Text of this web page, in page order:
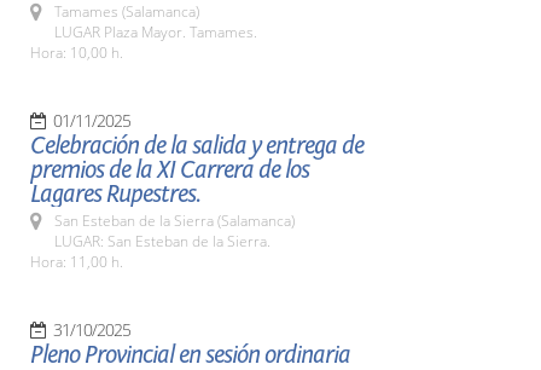
Tamames (Salamanca)
LUGAR Plaza Mayor. Tamames.
Hora: 10,00 h.
01/11/2025
Celebración de la salida y entrega de
premios de la XI Carrera de los
Lagares Rupestres.
San Esteban de la Sierra (Salamanca)
LUGAR: San Esteban de la Sierra.
Hora: 11,00 h.
31/10/2025
Pleno Provincial en sesión ordinaria